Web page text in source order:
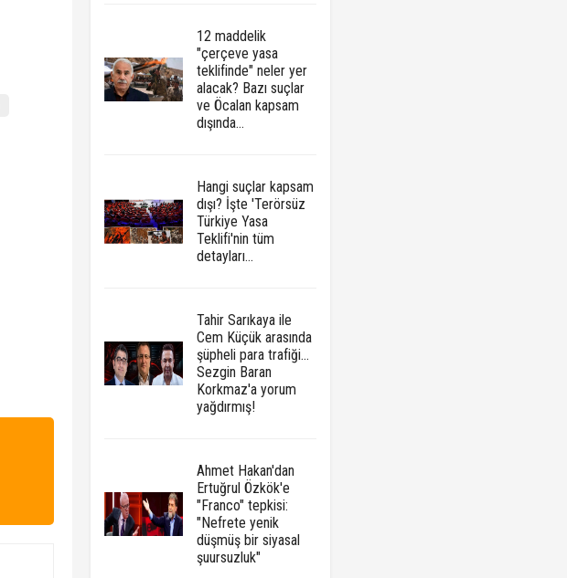
12 maddelik
"çerçeve yasa
teklifinde" neler yer
alacak? Bazı suçlar
ve Öcalan kapsam
dışında…
Hangi suçlar kapsam
dışı? İşte 'Terörsüz
Türkiye Yasa
Teklifi'nin tüm
detayları...
Tahir Sarıkaya ile
Cem Küçük arasında
şüpheli para trafiği...
Sezgin Baran
Korkmaz'a yorum
yağdırmış!
Ahmet Hakan'dan
Ertuğrul Özkök'e
"Franco" tepkisi:
"Nefrete yenik
düşmüş bir siyasal
şuursuzluk"